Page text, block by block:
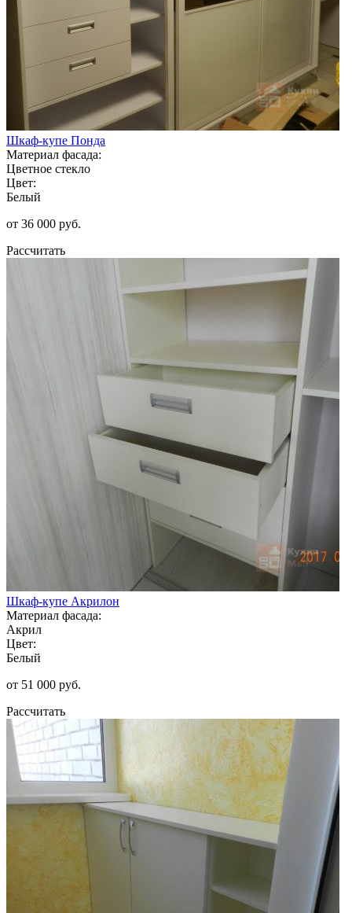
Шкаф-купе Понда
Материал фасада:
Цветное стекло
Цвет:
Белый
от 36 000 руб.
Рассчитать
Шкаф-купе Акрилон
Материал фасада:
Акрил
Цвет:
Белый
от 51 000 руб.
Рассчитать